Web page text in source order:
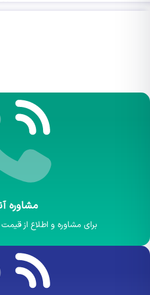
مشاوره
برای مشاوره و اطلاع از قیمت ها